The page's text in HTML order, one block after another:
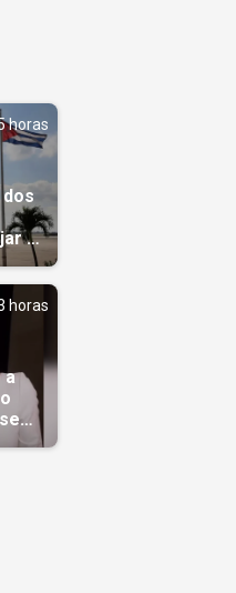
horas
a
horas
a